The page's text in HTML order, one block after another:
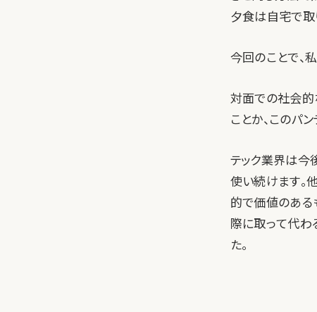
夕食は自宅で取
今回のことで、
対面での社会的
ことか、このパ
テック業界は今
使い続けます。
的で価値のある
際に取って代わ
た。